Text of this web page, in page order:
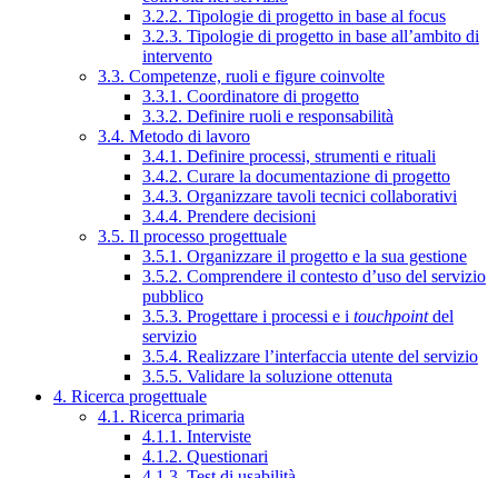
3.2.2. Tipologie di progetto in base al focus
3.2.3. Tipologie di progetto in base all’ambito di
intervento
3.3. Competenze, ruoli e figure coinvolte
3.3.1. Coordinatore di progetto
3.3.2. Definire ruoli e responsabilità
3.4. Metodo di lavoro
3.4.1. Definire processi, strumenti e rituali
3.4.2. Curare la documentazione di progetto
3.4.3. Organizzare tavoli tecnici collaborativi
3.4.4. Prendere decisioni
3.5. Il processo progettuale
3.5.1. Organizzare il progetto e la sua gestione
3.5.2. Comprendere il contesto d’uso del servizio
pubblico
3.5.3. Progettare i processi e i touchpointdel
servizio
3.5.4. Realizzare l’interfaccia utente del servizio
3.5.5. Validare la soluzione ottenuta
4. Ricerca progettuale
4.1. Ricerca primaria
4.1.1. Interviste
4.1.2. Questionari